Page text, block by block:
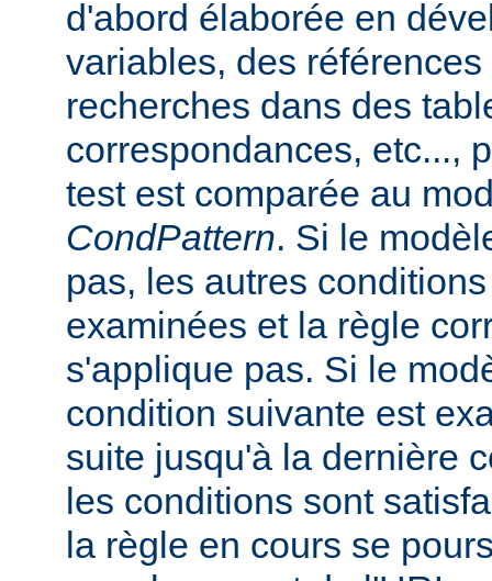
d'abord élaborée en
variables, des
recherches dans des
correspondances, etc...,
test est comparée au
CondPattern. Si le
pas, les autres
examinées et la règle
s'applique pas. Si le
condition suivante est
suite jusqu'à la dernière
les conditions sont
la règle en cours se